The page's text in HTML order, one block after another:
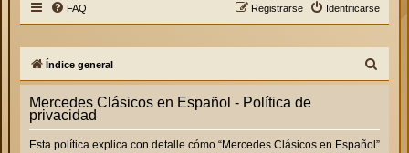
FAQ Identificarse
Registrarse
Índice general
u
c
Mercedes Clásicos en Español - Política de
privacidad
Esta política explica con detalle cómo “Mercedes Clásicos en Español”